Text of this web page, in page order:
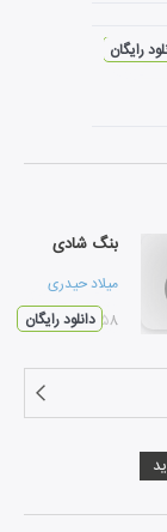
رایگان
بنگ شادی
میلاد حیدری
۰۳:۵۸دانلود رایگان